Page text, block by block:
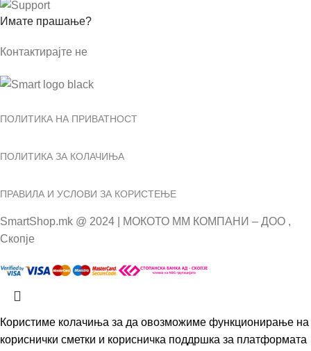
Имате прашање?
Контактирајте не
ПОЛИТИКА НА ПРИВАТНОСТ
ПОЛИТИКА ЗА КОЛАЧИЊА
ПРАВИЛА И УСЛОВИ ЗА КОРИСТЕЊЕ
SmartShop.mk @ 2024 | МОКОТО ММ КОМПАНИ – ДОО ,
Скопје
Користиме колачиња за да овозможиме функционирање на
кориснички сметки и корисничка поддршка за платформата